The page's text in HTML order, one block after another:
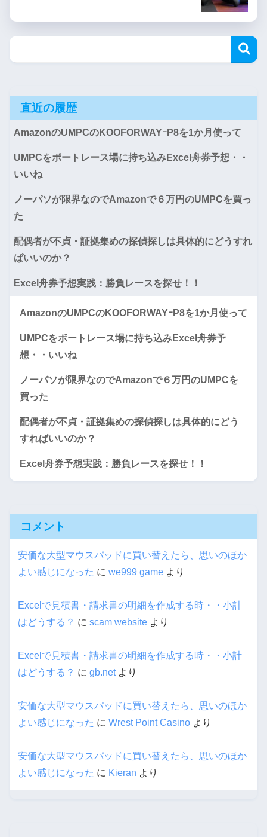
直近の履歴
AmazonのUMPCのKOOFORWAYｰP8を1か月使って
UMPCをボートレース場に持ち込みExcel舟券予想・・
いいね
ノーパソが限界なのでAmazonで６万円のUMPCを買っ
た
配偶者が不貞・証拠集めの探偵探しは具体的にどうすれ
ばいいのか？
Excel舟券予想実践：勝負レースを探せ！！
AmazonのUMPCのKOOFORWAYｰP8を1か月使って
UMPCをボートレース場に持ち込みExcel舟券予
想・・いいね
ノーパソが限界なのでAmazonで６万円のUMPCを
買った
配偶者が不貞・証拠集めの探偵探しは具体的にどう
すればいいのか？
Excel舟券予想実践：勝負レースを探せ！！
コメント
安価な大型マウスパッドに買い替えたら、思いのほか
よい感じになった に we999 game より
Excelで見積書・請求書の明細を作成する時・・小計
はどうする？ に scam website より
Excelで見積書・請求書の明細を作成する時・・小計
はどうする？ に gb.netより
安価な大型マウスパッドに買い替えたら、思いのほか
よい感じになった に Wrest Point Casino より
安価な大型マウスパッドに買い替えたら、思いのほか
よい感じになった に Kieran より